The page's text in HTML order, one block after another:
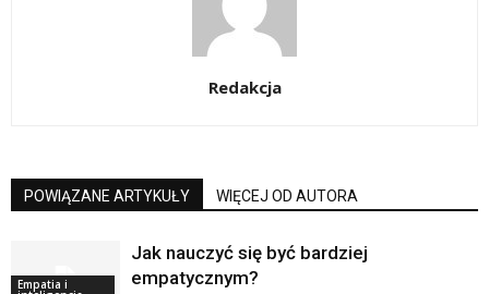
Redakcja
POWIĄZANE ARTYKUŁY WIĘCEJ OD AUTORA
Empatia i
Jak nauczyć się być bardziej
empatycznym?